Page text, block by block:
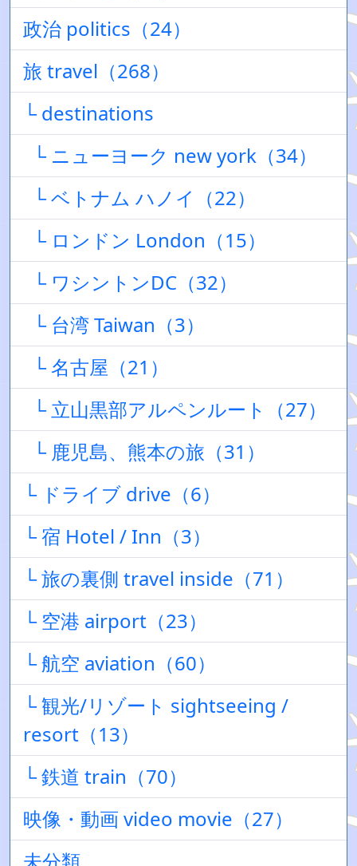
政治 politics（24）
旅 travel（268）
└ destinations
└ ニューヨーク new york（34）
└ ベトナム ハノイ（22）
└ ロンドン London（15）
└ ワシントンDC（32）
└ 台湾 Taiwan（3）
└ 名古屋（21）
└ 立山黒部アルペンルート（27）
└ 鹿児島、熊本の旅（31）
└ ドライブ drive（6）
└ 宿 Hotel / Inn（3）
└ 旅の裏側 travel inside（71）
└ 空港 airport（23）
└ 航空 aviation（60）
└ 観光/リゾート sightseeing /
resort（13）
└ 鉄道 train（70）
映像・動画 video movie（27）